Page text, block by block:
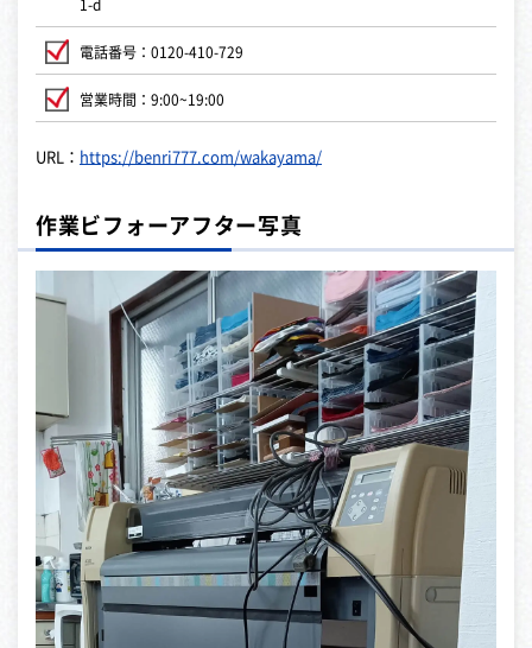
1-d
電話番号：0120-410-729
営業時間：9:00~19:00
URL： https://benri777.com/wakayama/
作業ビフォーアフター写真